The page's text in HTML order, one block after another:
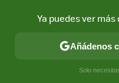
CONECTIVIDAD MÓVIL Y
Ya puedes ver
Añádenos
Solo